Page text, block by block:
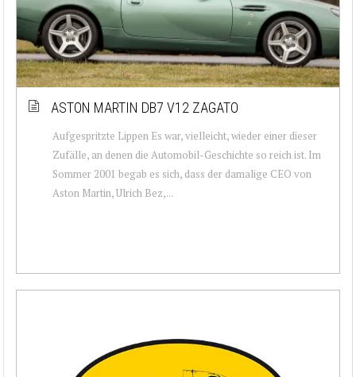
ASTON MARTIN DB7 V12 ZAGATO
Aufgespritzte Lippen Es war, vielleicht, wieder einer dieser
Zufälle, an denen die Automobil-Geschichte so reich ist. Im
Sommer 2001 begab es sich, dass der damalige CEO von
Aston Martin, Ulrich Bez,...